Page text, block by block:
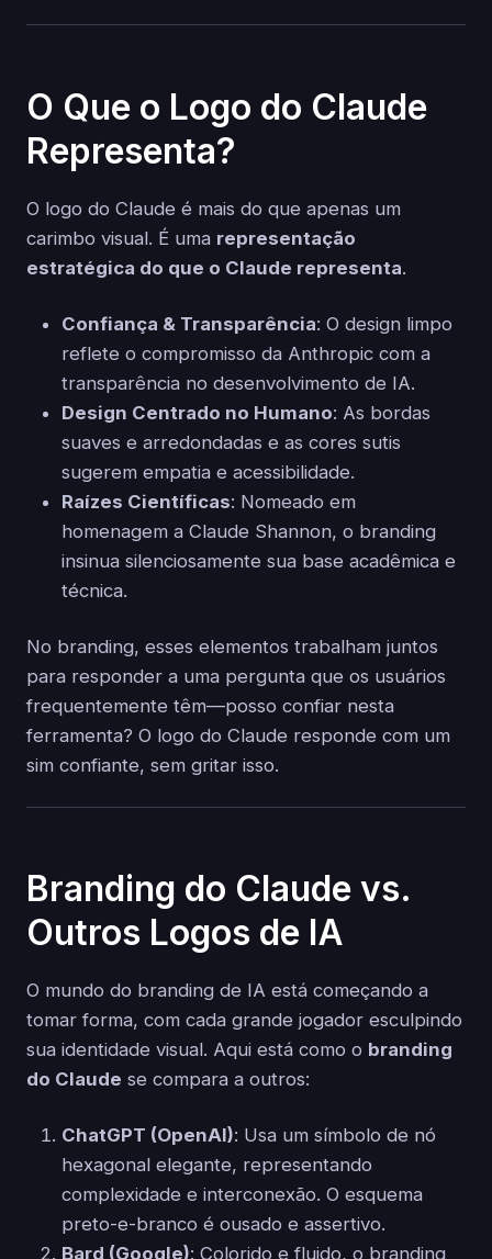
O Que o Logo do Claude
Representa?
O logo do Claude é mais do que apenas um
carimbo visual. É uma representação
estratégica do que o Claude representa.
Confiança & Transparência: O design limpo
reflete o compromisso da Anthropic com a
transparência no desenvolvimento de IA.
Design Centrado no Humano: As bordas
suaves e arredondadas e as cores sutis
sugerem empatia e acessibilidade.
Raízes Científicas: Nomeado em
homenagem a Claude Shannon, o branding
insinua silenciosamente sua base acadêmica e
técnica.
No branding, esses elementos trabalham juntos
para responder a uma pergunta que os usuários
frequentemente têm—posso confiar nesta
ferramenta? O logo do Claude responde com um
sim confiante, sem gritar isso.
Branding do Claude vs.
Outros Logos de IA
O mundo do branding de IA está começando a
tomar forma, com cada grande jogador esculpindo
sua identidade visual. Aqui está como o branding
do Claude se compara a outros:
ChatGPT (OpenAI): Usa um símbolo de nó
hexagonal elegante, representando
complexidade e interconexão. O esquema
preto-e-branco é ousado e assertivo.
Bard (Google): Colorido e fluido, o branding